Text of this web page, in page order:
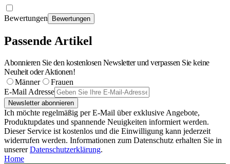
Bewertungen Bewertungen
Passende Artikel
Abonnieren Sie den kostenlosen Newsletter und verpassen Sie keine
Neuheit oder Aktionen!
Männer
Frauen
E-Mail Adresse
Newsletter abonnieren
Ich möchte regelmäßig per E-Mail über exklusive Angebote,
Produktupdates und spannende Neuigkeiten informiert werden.
Dieser Service ist kostenlos und die Einwilligung kann jederzeit
widerrufen werden. Informationen zum Datenschutz erhalten Sie in
unsererDatenschutzerklärung.
Home